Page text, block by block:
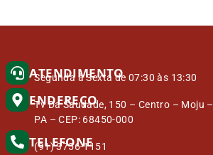
ATENDIMENTO
Segunda à Sexta de 07:30 às 13:30
ENDEREÇO
Tv Da Saudade, 150 – Centro – Moju –
PA – CEP: 68450-000
TELEFONE
(91) 3756-1151